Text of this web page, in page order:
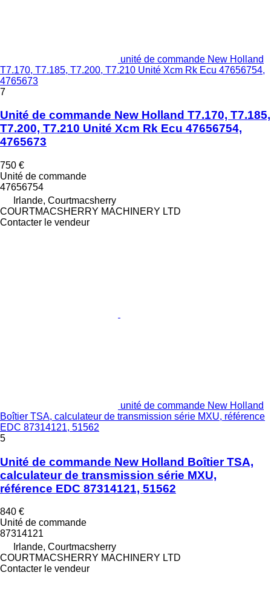
unité de commande New Holland
T7.170, T7.185, T7.200, T7.210 Unité Xcm Rk Ecu 47656754,
4765673
7
Unité de commande New Holland T7.170, T7.185,
T7.200, T7.210 Unité Xcm Rk Ecu 47656754,
4765673
750 €
Unité de commande
47656754
Irlande, Courtmacsherry
COURTMACSHERRY MACHINERY LTD
Contacter le vendeur
unité de commande New Holland
Boîtier TSA, calculateur de transmission série MXU, référence
EDC 87314121, 51562
5
Unité de commande New Holland Boîtier TSA,
calculateur de transmission série MXU,
référence EDC 87314121, 51562
840 €
Unité de commande
87314121
Irlande, Courtmacsherry
COURTMACSHERRY MACHINERY LTD
Contacter le vendeur